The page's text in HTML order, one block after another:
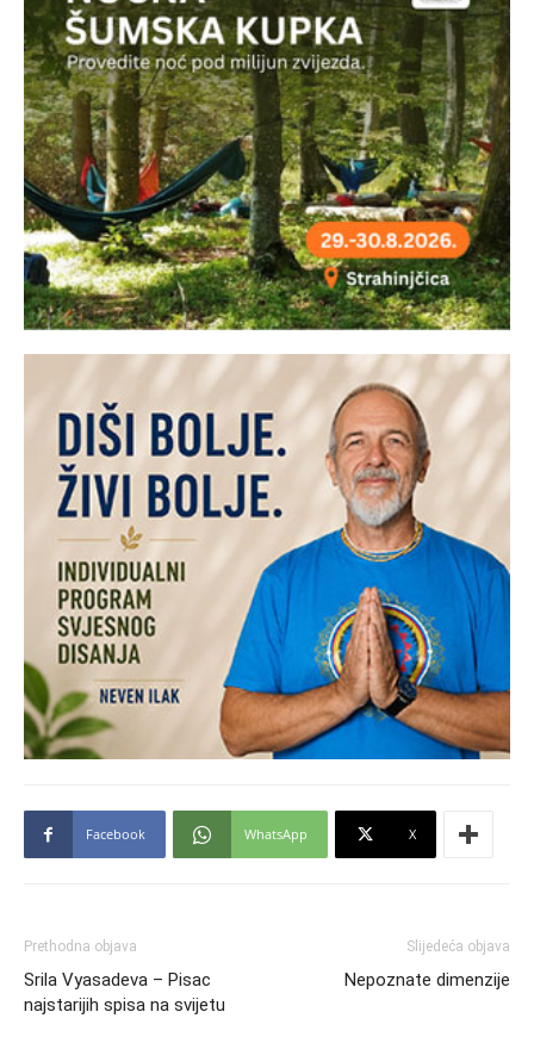
Facebook WhatsApp X
Prethodna objava
Srila Vyasadeva – Pisac
najstarijih spisa na svijetu
Slijedeća objava
Nepoznate dimenzije